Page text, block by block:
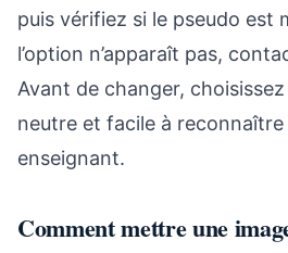
puis vérifiez si le pseudo est
l’option n’apparaît pas,
Avant de changer,
neutre et facile à
enseignant.
Comment mettre une